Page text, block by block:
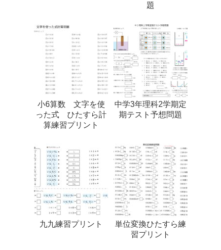
題
小6算数 文字を使
った式 ひたすら計
算練習プリント
中学3年理科2学期定
期テスト予想問題
九九練習プリント
単位変換ひたすら練
習プリント